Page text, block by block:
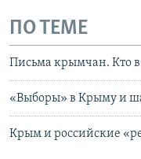
ПО ТЕМЕ
Письма крымчан. Кто
«Выборы» в Крыму и
Крым и российские